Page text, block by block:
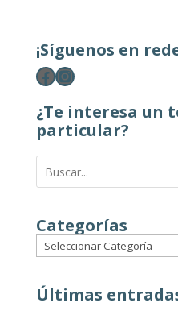
¡Síguenos en
Facebook
Instagram
¿Te interesa un
particular?
Categorías
Últimas